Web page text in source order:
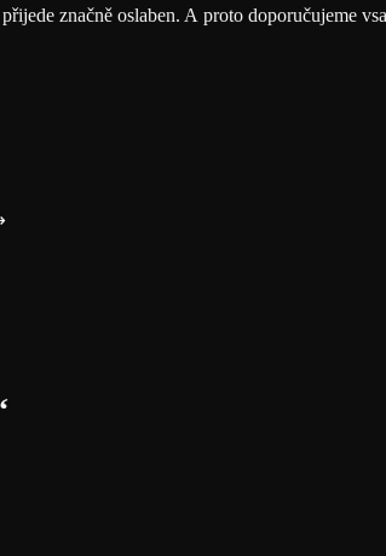
značně oslaben. A proto doporučujeme